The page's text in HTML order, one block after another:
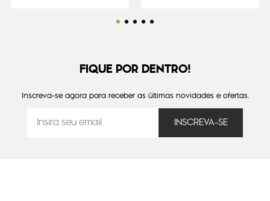
FIQUE POR DENTRO!
Inscreva-se agora para receber as últimas novidades e ofertas.